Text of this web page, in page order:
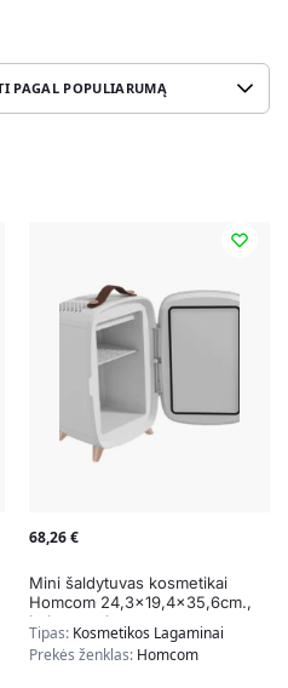
68,26€
Mini šaldytuvas kosmetikai
Homcom 24,3×19,4×35,6cm.,
baltos spalvos
Tipas: Kosmetikos Lagaminai
Prekės ženklas: Homcom